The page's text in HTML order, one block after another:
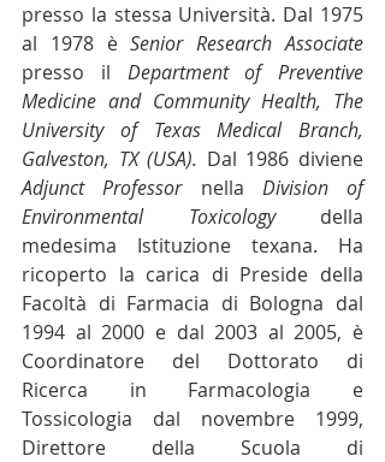
presso la stessa Università. Dal 1975
al 1978 è Senior Research Associate
presso il Department of Preventive
Medicine and Community Health, The
University of Texas Medical Branch,
Galveston, TX (USA).
Adjunct Professor nella Division of
Environmental Toxicology della
medesima Istituzione texana. Ha
ricoperto la carica di Preside della
Facoltà di Farmacia di Bologna dal
1994 al 2000 e dal 2003 al 2005, è
Coordinatore del Dottorato di
Ricerca in Farmacologia e
Tossicologia dal novembre 1999,
Direttore della Scuola di